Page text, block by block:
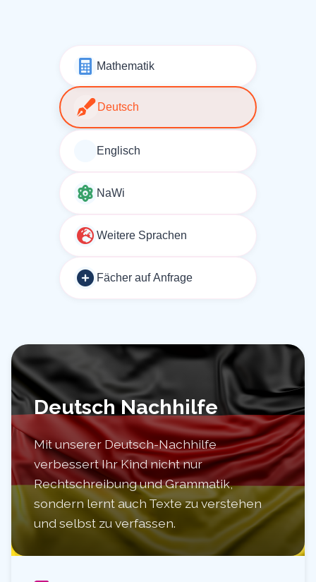
Mathematik
Deutsch
Englisch
NaWi
Weitere Sprachen
Fächer auf Anfrage
Deutsch Nachhilfe
Mit unserer Deutsch-Nachhilfe
verbessert Ihr Kind nicht nur
Rechtschreibung und Grammatik,
sondern lernt auch Texte zu verstehen
und selbst zu verfassen.